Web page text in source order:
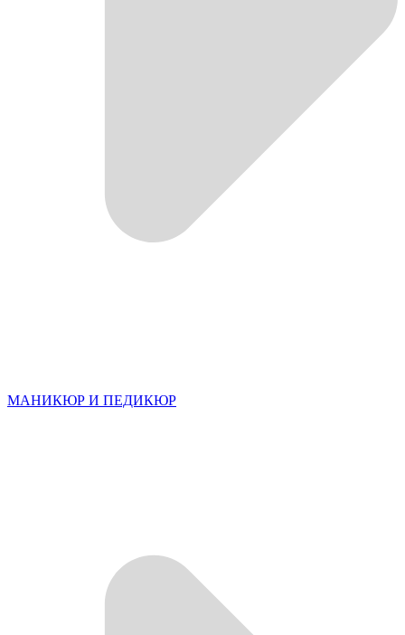
МАНИКЮР И ПЕДИКЮР